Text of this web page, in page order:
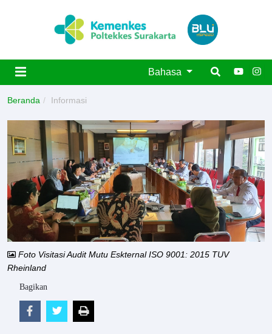
Bahasa
Beranda Informasi
Foto Visitasi Audit Mutu Eskternal ISO 9001: 2015 TUV
Rheinland
Bagikan